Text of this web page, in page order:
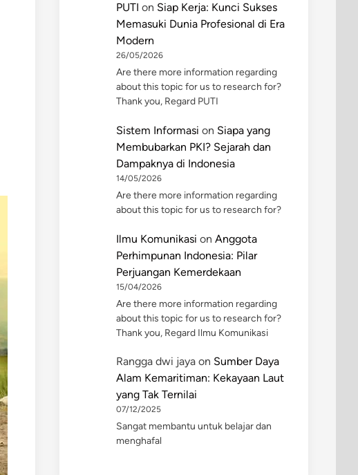
PUTI on Siap Kerja: Kunci Sukses
Memasuki Dunia Profesional di Era
Modern
26/05/2026
Are there more information regarding
about this topic for us to research for?
Thank you, Regard PUTI
Sistem Informasi on Siapa yang
Membubarkan PKI? Sejarah dan
Dampaknya di Indonesia
14/05/2026
Are there more information regarding
about this topic for us to research for?
Ilmu Komunikasi on Anggota
Perhimpunan Indonesia: Pilar
Perjuangan Kemerdekaan
15/04/2026
Are there more information regarding
about this topic for us to research for?
Thank you, Regard Ilmu Komunikasi
Rangga dwi jaya on Sumber Daya
Alam Kemaritiman: Kekayaan Laut
yang Tak Ternilai
07/12/2025
Sangat membantu untuk belajar dan
menghafal